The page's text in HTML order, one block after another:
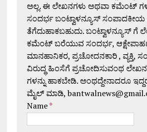
ಅಲ್ಲ. ಈ ಲೇಖನಗಳು ಅಥವಾ ಕಮೆಂಟ್
ಸಂದರ್ಭ ಬಂಟ್ವಾಳನ್ಯೂಸ್
ತೆಗೆದುಹಾಕಬಹುದು. ಬಂಟ್ವಾಳನ್ಯೂಸ್ ಗೆ
ಕಮೆಂಟ್ ಬರೆಯುವ ಸಂದರ್ಭ,
ಮಾನಹಾನಿಕರ, ಪ್ರಚೋದನಕಾರಿ , ವ್ಯಕ್ತಿ,
ವಿರುದ್ಧ ಹಿಂಸೆಗೆ ಪ್ರಚೋದಿಸುವಂಥ
ಗಳನ್ನು ಹಾಕಬೇಡಿ. ಅಂಥದ್ದೇನಾದರೂ
ಮೈಲ್ ಮಾಡಿ,
Name*